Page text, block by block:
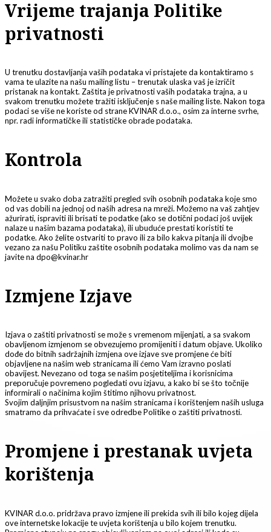
Vrijeme trajanja Politike
privatnosti
U trenutku dostavljanja vaših podataka vi pristajete da kontaktiramo s
vama te ulazite na našu mailing listu – trenutak ulaska vaš je izričit
pristanak na kontakt. Zaštita je privatnosti vaših podataka trajna, a u
svakom trenutku možete tražiti isključenje s naše mailing liste. Nakon toga
podaci se više ne koriste od strane KVINAR d.o.o., osim za interne svrhe,
npr. radi informatičke ili statističke obrade podataka.
Kontrola
Možete u svako doba zatražiti pregled svih osobnih podataka koje smo
od vas dobili na jednoj od naših adresa na mreži. Možemo na vaš zahtjev
ažurirati, ispraviti ili brisati te podatke (ako se dotični podaci još uvijek
nalaze u našim bazama podataka), ili ubuduće prestati koristiti te
podatke. Ako želite ostvariti to pravo ili za bilo kakva pitanja ili dvojbe
vezano za našu Politiku zaštite osobnih podataka molimo vas da nam se
javite na dpo@kvinar.hr
Izmjene Izjave
Izjava o zaštiti privatnosti se može s vremenom mijenjati, a sa svakom
obavljenom izmjenom se obvezujemo promijeniti i datum objave. Ukoliko
dođe do bitnih sadržajnih izmjena ove izjave sve promjene će biti
objavljene na našim web stranicama ili ćemo Vam izravno poslati
obavijest. Nevezano od toga se našim posjetiteljima i korisnicima
preporučuje povremeno pogledati ovu izjavu, a kako bi se što točnije
informirali o načinima kojim štitimo njihovu privatnost.
Svojim daljnjim prisustvom na našim stranicama i korištenjem naših usluga
smatramo da prihvaćate i sve odredbe Politike o zaštiti privatnosti.
Promjene i prestanak uvjeta
korištenja
KVINAR d.o.o. pridržava pravo izmjene ili prekida svih ili bilo kojeg dijela
ove internetske lokacije te uvjeta korištenja u bilo kojem trenutku.